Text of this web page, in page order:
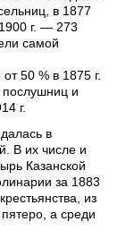
в 1877
г. — 273
самой
50 % в 1875 г.
и
г.
в
В их числе и
Казанской
за 1883
из
а среди